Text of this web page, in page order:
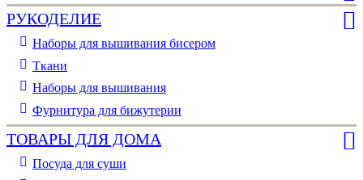
РУКОДЕЛИЕ
Наборы для вышивания бисером
Ткани
Наборы для вышивания
Фурнитура для бижутерии
ТОВАРЫ ДЛЯ ДОМА
Посуда для суши